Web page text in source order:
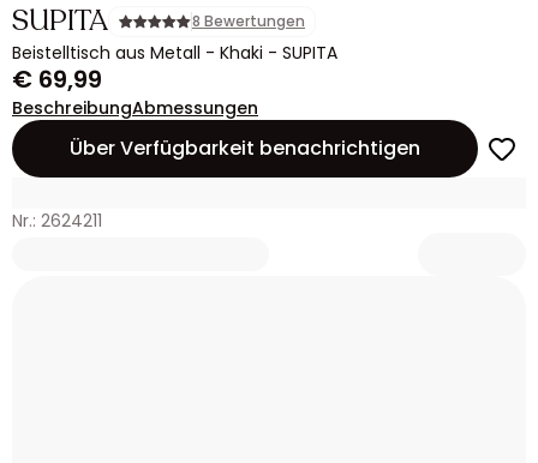
SUPITA 8 Bewertungen
Beistelltisch aus Metall - Khaki - SUPITA
€ 69,99
BeschreibungAbmessungen
Über Verfügbarkeit benachrichtigen
Nr.: 2624211